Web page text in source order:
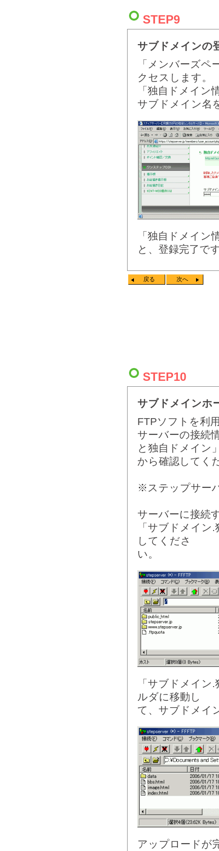
STEP9
サブドメインの
「メンバーズ
クセスします。
「独自ドメイン
サブドメイン名
「独自ドメイ
と、登録完了で
戻る 次へ
STEP10
サブドメインホ
FTPソフトを利
サーバーの接続
と独自ドメイン
から確認してく
※ステップサー
サーバーに接続
「サブドメイ
してくださ
い。
「サブドメイ
ルダに移動し
て、サブドメイ
アップロードが